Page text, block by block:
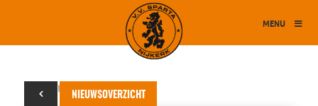
MENU
NIEUWSOVERZICHT
26 oktober 2025